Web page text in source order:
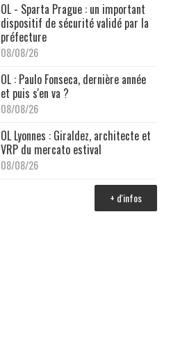
OL - Sparta Prague : un important
dispositif de sécurité validé par la
préfecture
08/08/26
OL : Paulo Fonseca, dernière année
et puis s'en va ?
08/08/26
OL Lyonnes : Giraldez, architecte et
VRP du mercato estival
08/08/26
+ d'infos